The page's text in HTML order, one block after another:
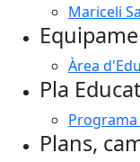
Mariceli
Àrea
Pla
Programa
Plans,